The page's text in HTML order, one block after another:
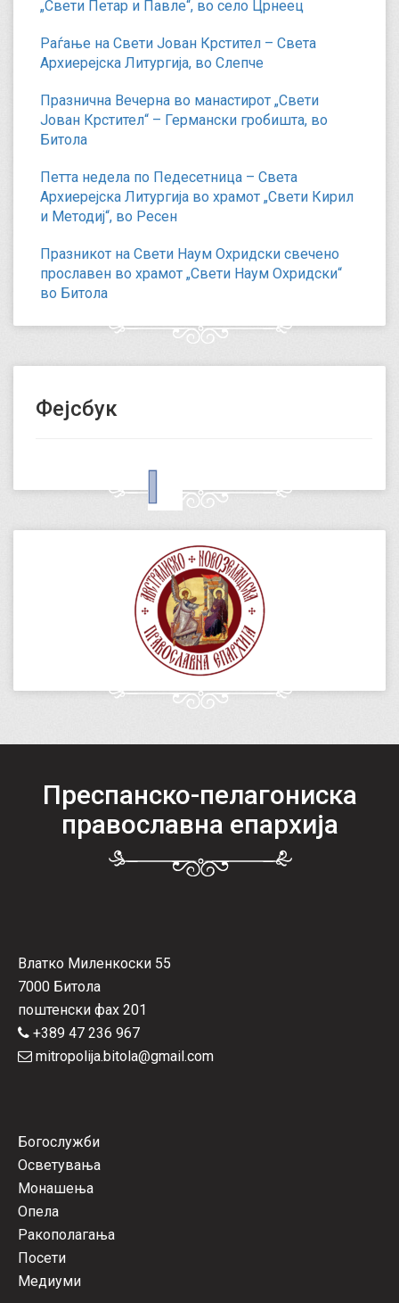
„Свети Петар и Павле“, во село Црнеец
Раѓање на Свети Јован Крстител – Света
Архиерејска Литургија, во Слепче
Празнична Вечерна во манастирот „Свети
Јован Крстител“ – Германски гробишта, во
Битола
Петта недела по Педесетница – Света
Архиерејска Литургија во храмот „Свети Кирил
и Методиј“, во Ресен
Празникот на Свети Наум Охридски свечено
прославен во храмот „Свети Наум Охридски“
во Битола
Фејсбук
Преспанско-пелагониска
православна епархија
Влатко Миленкоски 55
7000 Битола
поштенски фах 201
+389 47 236 967
mitropolija.bitola@gmail.com
Богослужби
Осветувања
Монашења
Опела
Ракополагања
Посети
Медиуми